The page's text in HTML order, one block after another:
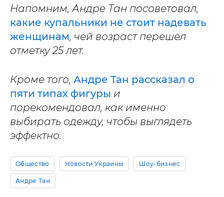
Напомним, Андре Тан посоветовал,
какие купальники не стоит надевать
женщинам, чей возраст перешел
отметку 25 лет.
Кроме того, Андре Тан рассказал о
пяти типах фигуры и
порекомендовал, как именно
выбирать одежду, чтобы выглядеть
эффектно.
Общество Новости Украины Шоу-бизнес
Андре Тан